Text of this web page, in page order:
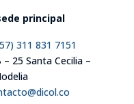
principal
311 831 7151
25 Santa Cecilia –